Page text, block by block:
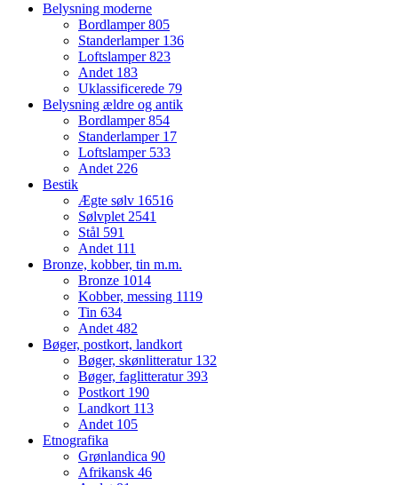
Belysning moderne
Bordlamper805
Standerlamper 136
Loftslamper823
Andet 183
Uklassificerede 79
Belysning ældre og antik
Bordlamper854
Standerlamper 17
Loftslamper 533
Andet226
Bestik
Ægte sølv 16516
Sølvplet2541
Stål 591
Andet 111
Bronze, kobber, tin m.m.
Bronze 1014
Kobber, messing 1119
Tin 634
Andet482
Bøger, postkort, landkort
Bøger, skønlitteratur 132
Bøger, faglitteratur393
Postkort 190
Landkort 113
Andet 105
Etnografika
Grønlandica 90
Afrikansk 46